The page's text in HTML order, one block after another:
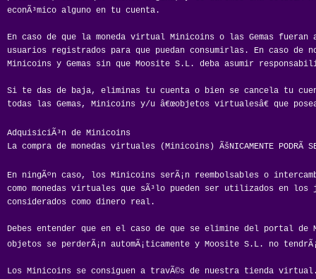
econÃ³mico alguno en tu cuenta.
En caso de que la moneda virtual Minicoins o las Gemas
usuarios registrados para que puedan consumirlas. En caso
Minicoins y Gemas sin que Moosite S.L. deba asumir
Si te das de baja, eliminas tu cuenta o bien se cancela tu
todas las Gemas, Minicoins y/u â€œobjetos virtualesâ€ que
AdquisiciÃ³n de Minicoins
La compra de monedas virtuales (Minicoins) ÃšNICAMENTE PODRÃ SER
En ningÃºn caso, los Minicoins serÃ¡n reembolsables o
como monedas virtuales que sÃ³lo pueden ser utilizados en
considerados como dinero real.
Debes entender que en el caso de que se elimine del portal de
objetos se perderÃ¡n automÃ¡ticamente y Moosite S.L. no
Los Minicoins se consiguen a travÃ©s de nuestra tienda